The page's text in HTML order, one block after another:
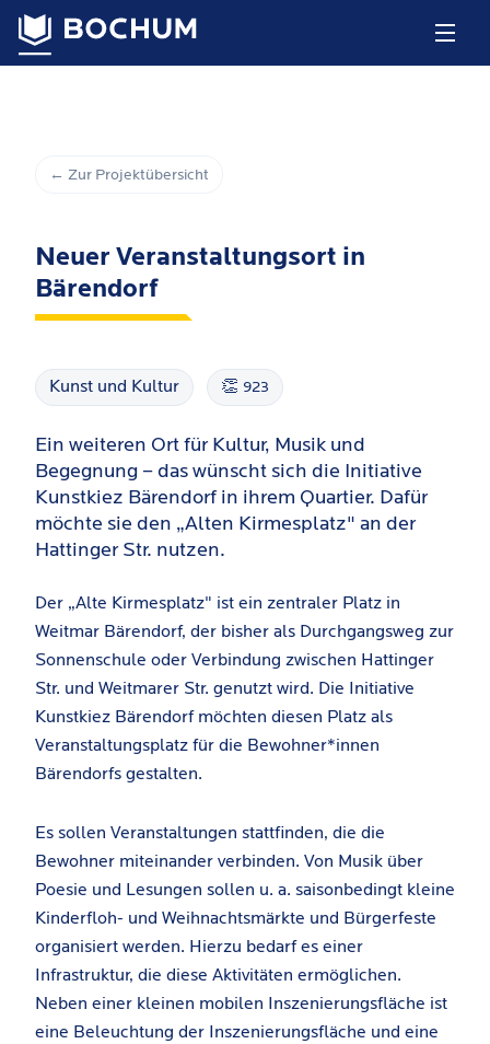
← Zur Projektübersicht
Neuer Veranstaltungsort in
Bärendorf
Kunst und Kultur 👏 923
Ein weiteren Ort für Kultur, Musik und
Begegnung – das wünscht sich die Initiative
Kunstkiez Bärendorf in ihrem Quartier. Dafür
möchte sie den „Alten Kirmesplatz" an der
Hattinger Str. nutzen.
Der „Alte Kirmesplatz" ist ein zentraler Platz in
Weitmar Bärendorf, der bisher als Durchgangsweg zur
Sonnenschule oder Verbindung zwischen Hattinger
Str. und Weitmarer Str. genutzt wird. Die Initiative
Kunstkiez Bärendorf möchten diesen Platz als
Veranstaltungsplatz für die Bewohner*innen
Bärendorfs gestalten.
Es sollen Veranstaltungen stattfinden, die die
Bewohner miteinander verbinden. Von Musik über
Poesie und Lesungen sollen u. a. saisonbedingt kleine
Kinderfloh- und Weihnachtsmärkte und Bürgerfeste
organisiert werden. Hierzu bedarf es einer
Infrastruktur, die diese Aktivitäten ermöglichen.
Neben einer kleinen mobilen Inszenierungsfläche ist
eine Beleuchtung der Inszenierungsfläche und eine